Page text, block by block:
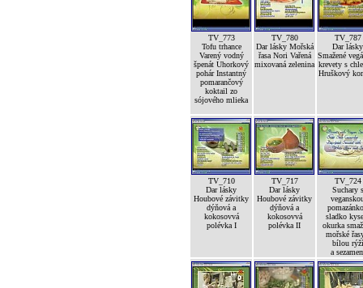
TV_773
Tofu trhance
Varený vodný
špenát Uhorkový
pohár Instantný
pomarančový
koktail zo
sójového mlieka
TV_780
Dar lásky Mořská
řasa Nori Vařená
mixovaná zelenina
TV_787
Dar lásky
Smažené
krevety s
Hruškový
TV_710
Dar lásky
Houbové závitky
dýňová a
kokosovvá
polévka I
TV_717
Dar lásky
Houbové závitky
dýňová a
kokosovvá
polévka II
TV_724
Suchary s
sladko
okurka
mořské
bílou rýží
a